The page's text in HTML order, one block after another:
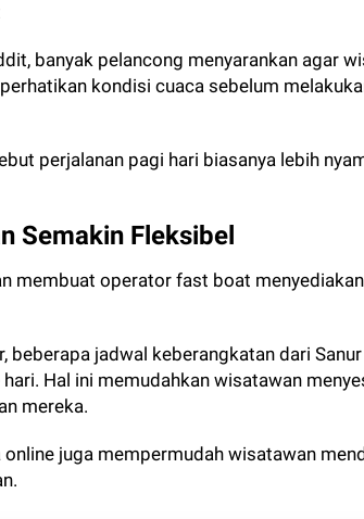
banyak pelancong menyarankan agar
kondisi cuaca sebelum
perjalanan pagi hari biasanya lebih
Semakin Fleksibel
membuat operator fast boat
jadwal keberangkatan dari
Hal ini memudahkan wisatawan
mereka.
juga mempermudah wisatawan